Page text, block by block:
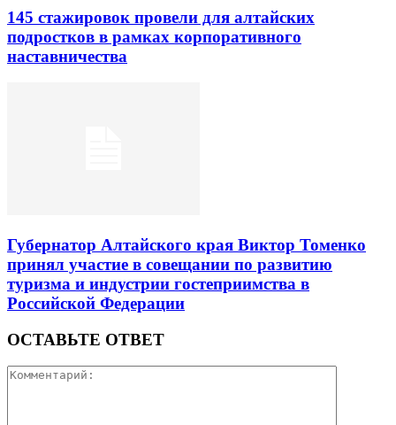
145 стажировок провели для алтайских
подростков в рамках корпоративного
наставничества
Губернатор Алтайского края Виктор Томенко
принял участие в совещании по развитию
туризма и индустрии гостеприимства в
Российской Федерации
ОСТАВЬТЕ ОТВЕТ